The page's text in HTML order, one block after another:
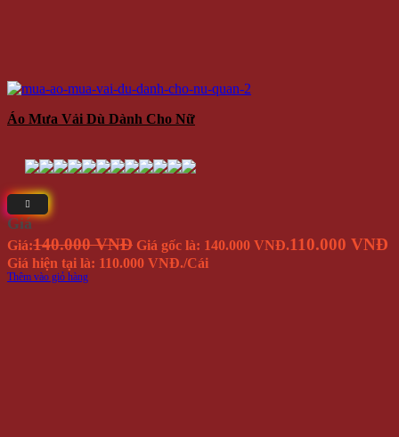
Áo Mưa Vải Dù Dành Cho Nữ
Giá
Giá:140.000 VNĐ Giá gốc là: 140.000 VNĐ.110.000 VNĐ
Giá hiện tại là: 110.000 VNĐ./Cái
Thêm vào giỏ hàng